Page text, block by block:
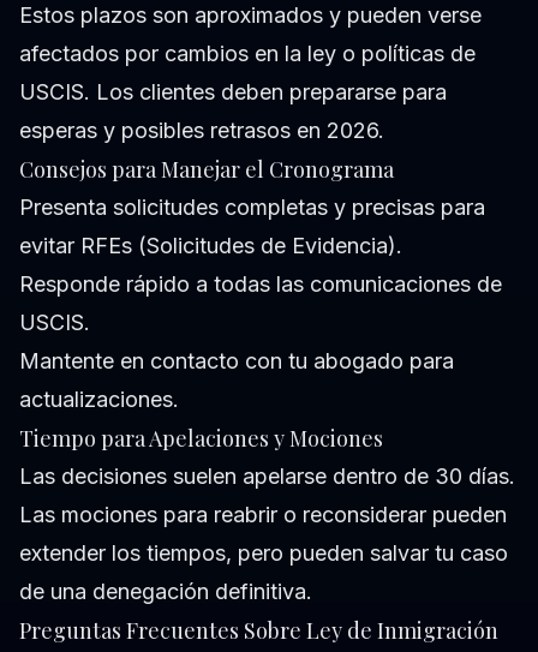
Estos plazos son aproximados y pueden verse
afectados por cambios en la ley o políticas de
USCIS. Los clientes deben prepararse para
esperas y posibles retrasos en 2026.
Consejos para Manejar el Cronograma
Presenta solicitudes completas y precisas para
evitar RFEs (Solicitudes de Evidencia).
Responde rápido a todas las comunicaciones de
USCIS.
Mantente en contacto con tu abogado para
actualizaciones.
Tiempo para Apelaciones y Mociones
Las decisiones suelen apelarse dentro de 30 días.
Las mociones para reabrir o reconsiderar pueden
extender los tiempos, pero pueden salvar tu caso
de una denegación definitiva.
Preguntas Frecuentes Sobre Ley de Inmigración